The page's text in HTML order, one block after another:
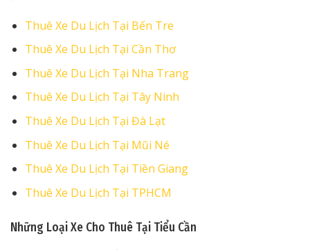
Thuê Xe Du Lịch Tại Bến Tre
Thuê Xe Du Lịch Tại Cần Thơ
Thuê Xe Du Lịch Tại Nha Trang
Thuê Xe Du Lịch Tại Tây Ninh
Thuê Xe Du Lịch Tại Đà Lạt
Thuê Xe Du Lịch Tại Mũi Né
Thuê Xe Du Lịch Tại Tiền Giang
Thuê Xe Du Lịch Tại TPHCM
Những Loại Xe Cho Thuê Tại Tiểu Cần